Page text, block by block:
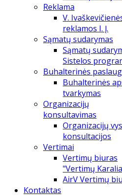
Reklama
V.
reklamos I. Į.
Sąmatų sudarymas
Sąmatų
Sistelos
Buhalterinės
Buhalterinės
tvarkymas
Organizacijų
konsultavimas
Organizacijų
konsultacijos
Vertimai
Vertimų biuras
"Vertimų
AirV Vertimų
Kontaktas